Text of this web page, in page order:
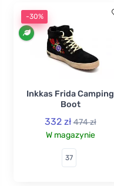
-30%
Inkkas Frida Camping
Boot
332 zł 474 zł
W magazynie
37